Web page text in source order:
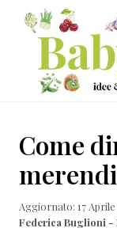
Menu
Passa
contenuto
principale
Passa
laterale
primaria
Passa
ricette
per
famiglie
Come
Aggiornato: 17 Aprile
Federica Buglioni -